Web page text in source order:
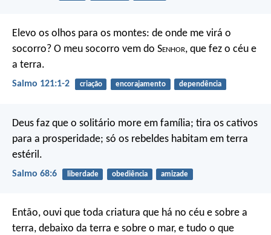
Elevo os olhos para os montes: de onde me virá o
socorro? O meu socorro vem do Senhor, que fez o céu e
a terra.
Salmo 121:1-2 criação encorajamento dependência
Deus faz que o solitário more em família; tira os cativos
para a prosperidade; só os rebeldes habitam em terra
estéril.
Salmo 68:6 liberdade obediência amizade
Então, ouvi que toda criatura que há no céu e sobre a
terra, debaixo da terra e sobre o mar, e tudo o que